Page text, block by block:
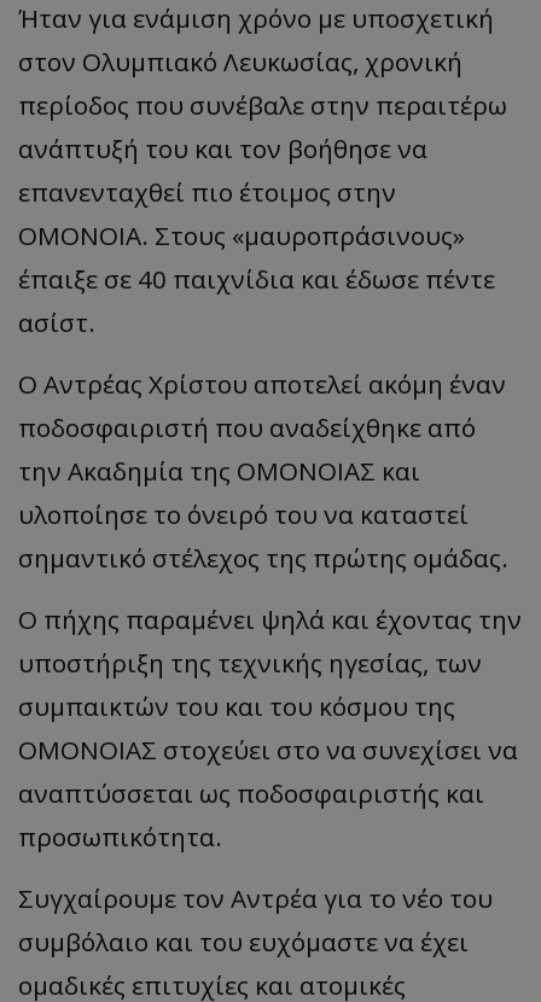
Ήταν για ενάμιση χρόνο με υποσχετική
στον Ολυμπιακό Λευκωσίας, χρονική
περίοδος που συνέβαλε στην περαιτέρω
ανάπτυξή του και τον βοήθησε να
επανενταχθεί πιο έτοιμος στην
ΟΜΟΝΟΙΑ. Στους «μαυροπράσινους»
έπαιξε σε 40 παιχνίδια και έδωσε πέντε
ασίστ.
Ο Αντρέας Χρίστου αποτελεί ακόμη έναν
ποδοσφαιριστή που αναδείχθηκε από
την Ακαδημία της ΟΜΟΝΟΙΑΣ και
υλοποίησε το όνειρό του να καταστεί
σημαντικό στέλεχος της πρώτης ομάδας.
Ο πήχης παραμένει ψηλά και έχοντας την
υποστήριξη της τεχνικής ηγεσίας, των
συμπαικτών του και του κόσμου της
ΟΜΟΝΟΙΑΣ στοχεύει στο να συνεχίσει να
αναπτύσσεται ως ποδοσφαιριστής και
προσωπικότητα.
Συγχαίρουμε τον Αντρέα για το νέο του
συμβόλαιο και του ευχόμαστε να έχει
ομαδικές επιτυχίες και ατομικές